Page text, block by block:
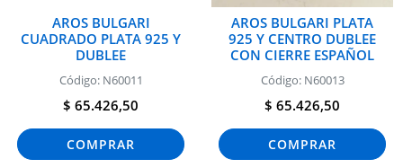
AROS BULGARI
CUADRADO PLATA 925 Y
DUBLEE
Código: N60011
$ 65.426,50
COMPRAR
AROS BULGARI PLATA
925 Y CENTRO DUBLEE
CON CIERRE ESPAÑOL
Código: N60013
$ 65.426,50
COMPRAR